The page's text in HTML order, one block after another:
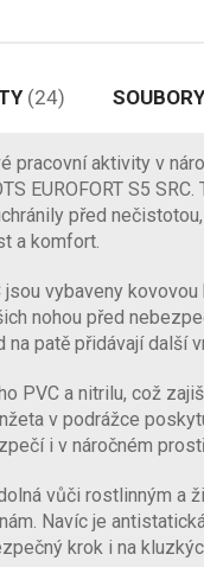
(24)
pracovní aktivity v
EUROFORT S5
před
a komfort.
jsou vybaveny
nohou před
patě přidávají další
PVC a nitrilu, což
v podrážce
i v náročném
vůči rostlinným a
Navíc je
krok i na